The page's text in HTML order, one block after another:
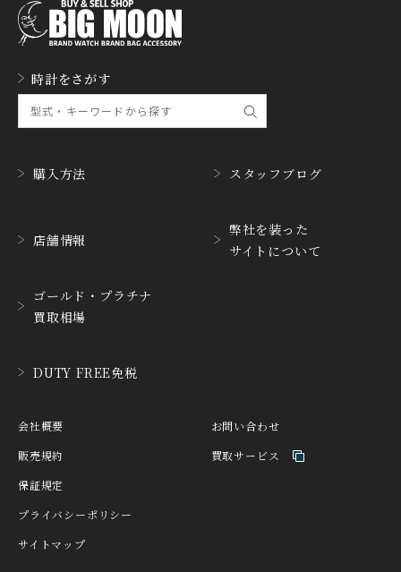
GERALD GENTA
ジェラルド・ジェンタ
GLASHUTTE ORIGINA
L
グラスヒュッテ・オリジ
ナル
グッチ
HARRY WINSTON
HEINRICH-GEISEN
ハインリッヒ ガイセン
HORAE
IKEPOD INCIPIO
JAEGER LE COULTRE
ジャガー・ルクルト
時計をさがす
購入方法
店舗情報
ゴールド・プラチナ
買取相場
DUTY FREE免税
スタッフブログ
弊社を装った
サイトについて
会社概要
販売規約
保証規定
プライバシーポリシー
サイトマップ
お問い合わせ
買取サービス